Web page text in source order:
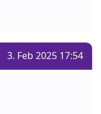
3. Feb 2025 17:54